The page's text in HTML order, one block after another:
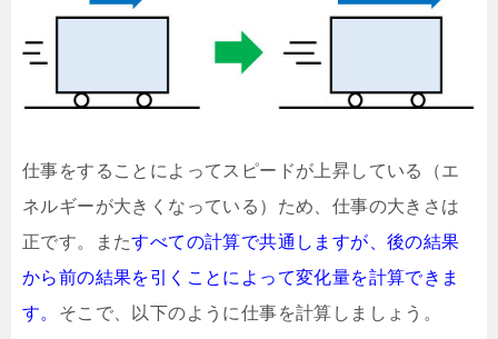
仕事をすることによってスピードが上昇している（エ
ネルギーが大きくなっている）ため、仕事の大きさは
正です。またすべての計算で共通しますが、後の結果
から前の結果を引くことによって変化量を計算できま
す。 そこで、以下のように仕事を計算しましょう。